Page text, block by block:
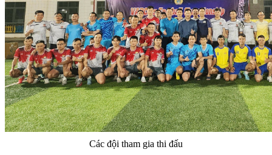
Các đội tham gia thi đấu